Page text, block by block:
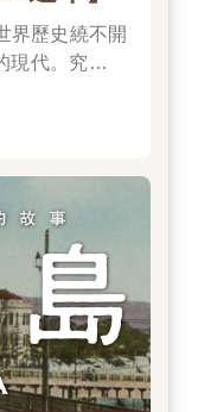
界歷史繞不開
代。究竟是
在世界和平的